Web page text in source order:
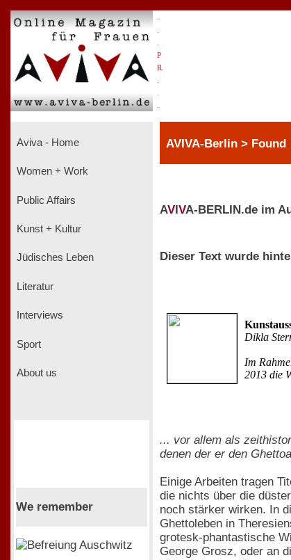
P
R
Aviva - Home
Women + Work
Public Affairs
Kunst + Kultur
Jüdisches Leben
Literatur
Interviews
Sport
About us
We remember
AVIVA-Berlin > Found
AV VA-BERLIN.de im
Dieser Text wurde
Dikla
Im
2013 die
... vor allem als
denen der er den
Einige Arbeiten tragen
die nichts über die
noch stärker wirken. In
Ghettoleben in
grotesk-phantastische
George Grosz, oder an